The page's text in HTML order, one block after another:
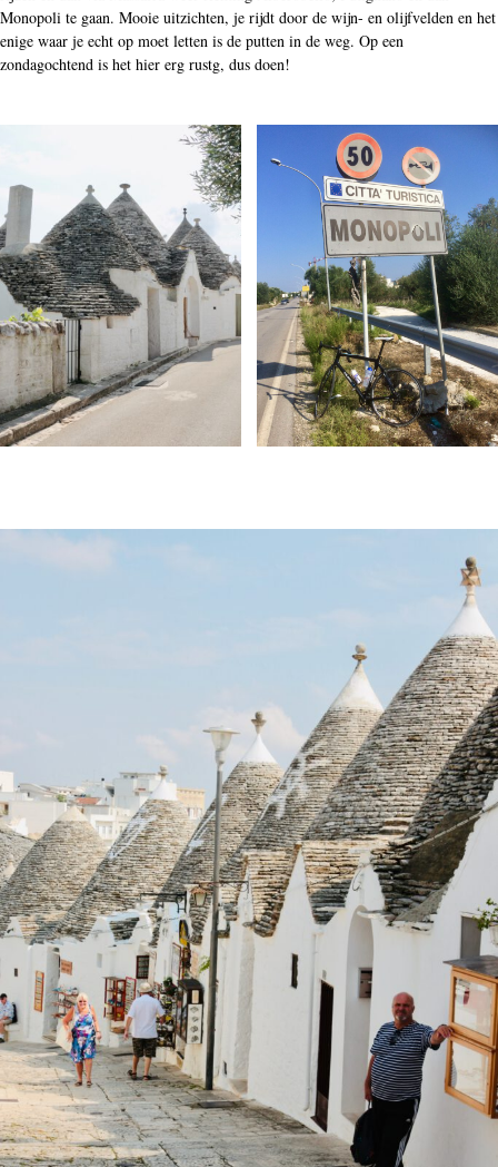
Monopoli te gaan. Mooie uitzichten, je rijdt door de wijn- en olijfvelden en het
enige waar je echt op moet letten is de putten in de weg. Op een
zondagochtend is het hier erg rustg, dus doen!